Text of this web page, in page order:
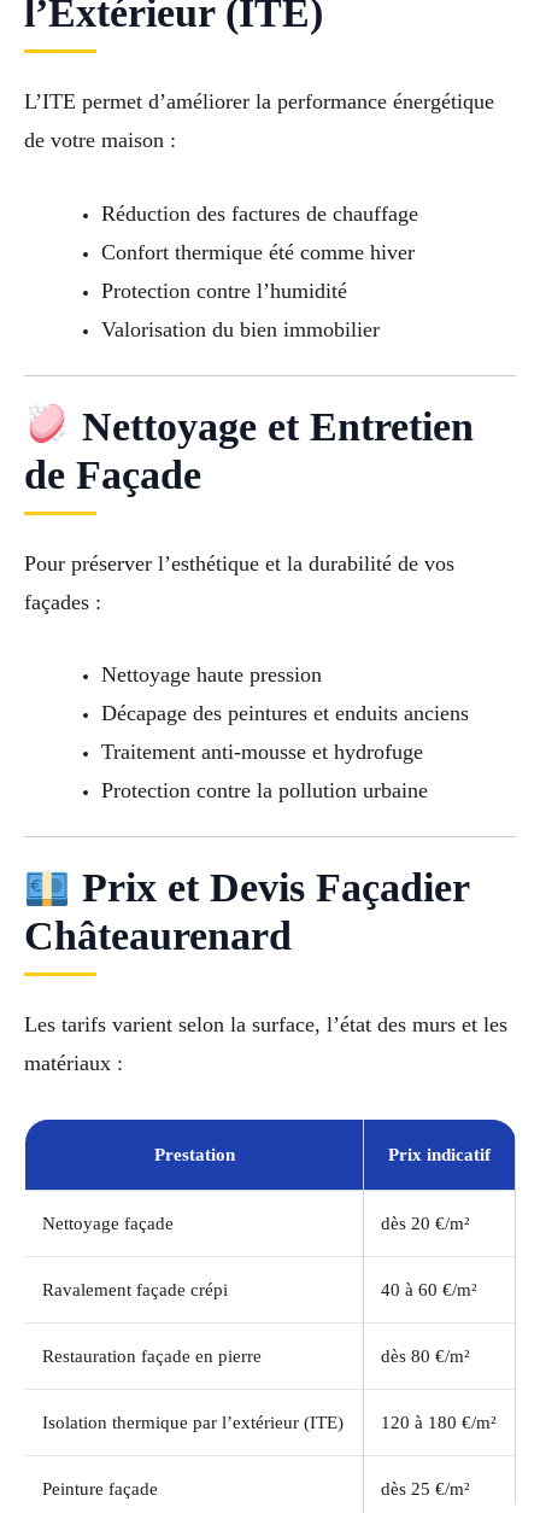
l’Extérieur (ITE)
L’ITE permet d’améliorer la performance énergétique
de votre maison :
Réduction des factures de chauffage
Confort thermique été comme hiver
Protection contre l’humidité
Valorisation du bien immobilier
Nettoyage et Entretien
de Façade
Pour préserver l’esthétique et la durabilité de vos
façades :
Nettoyage haute pression
Décapage des peintures et enduits anciens
Traitement anti-mousse et hydrofuge
Protection contre la pollution urbaine
Prix et Devis Façadier
Châteaurenard
Les tarifs varient selon la surface, l’état des murs et les
matériaux :
Prestation Prix indicatif
Nettoyage façade dès 20 €/m²
Ravalement façade crépi 40 à 60 €/m²
Restauration façade en pierre dès 80 €/m²
Isolation thermique par l’extérieur (ITE) 120 à 180 €/m²
Peinture façade dès 25 €/m²